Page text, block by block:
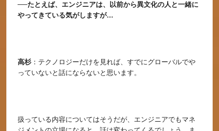
──たとえば、エンジニアは、以前から異文化の人と一緒に
やってきている気がしますが…
高杉：テクノロジーだけを見れば、すでにグローバルでや
っていないと話にならないと思います。
扱っている内容についてはそうだが、エンジニアでもマネ